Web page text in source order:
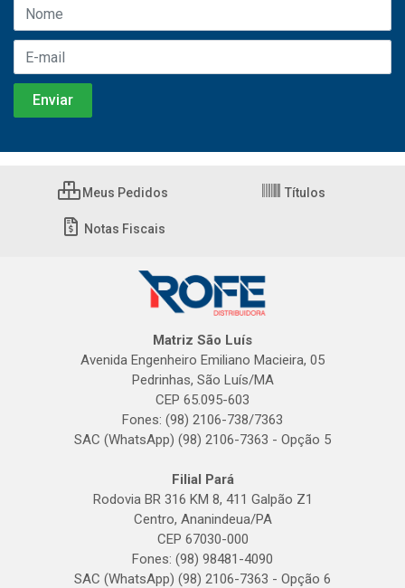
Meus Pedidos Títulos
Notas Fiscais
Matriz São Luís
Avenida Engenheiro Emiliano Macieira, 05
Pedrinhas, São Luís/MA
CEP 65.095-603
Fones: (98) 2106-738/7363
SAC (WhatsApp) (98) 2106-7363 - Opção 5
Filial Pará
Rodovia BR 316 KM 8, 411 Galpão Z1
Centro, Ananindeua/PA
CEP 67030-000
Fones: (98) 98481-4090
SAC (WhatsApp) (98) 2106-7363 - Opção 6